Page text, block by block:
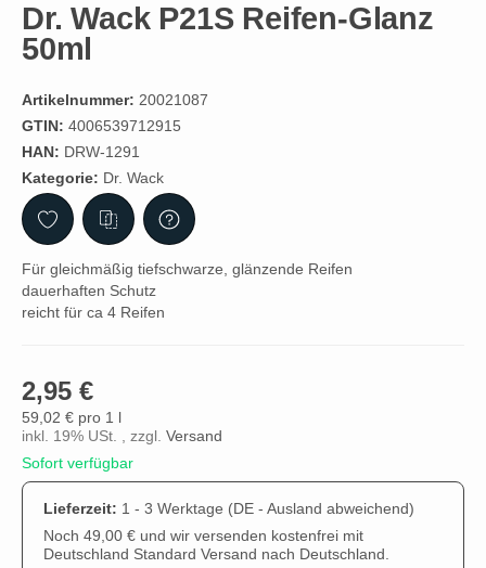
Dr. Wack P21S Reifen-Glanz
50ml
Artikelnummer: 20021087
GTIN: 4006539712915
HAN: DRW-1291
Kategorie: Dr. Wack
Für gleichmäßig tiefschwarze, glänzende Reifen
dauerhaften Schutz
reicht für ca 4 Reifen
2,95 €
59,02 € pro 1 l
inkl. 19% USt. , zzgl. Versand
Sofort verfügbar
Lieferzeit: 1 - 3 Werktage (DE - Ausland abweichend)
Noch 49,00 € und wir versenden kostenfrei mit
Deutschland Standard Versand nach Deutschland.